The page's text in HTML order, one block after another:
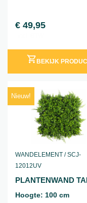
€ 49,95
BEKIJK
Nieuw!
WANDELEMENT / SCJ-
12012UV
PLANTENWAND
Hoogte: 100 cm